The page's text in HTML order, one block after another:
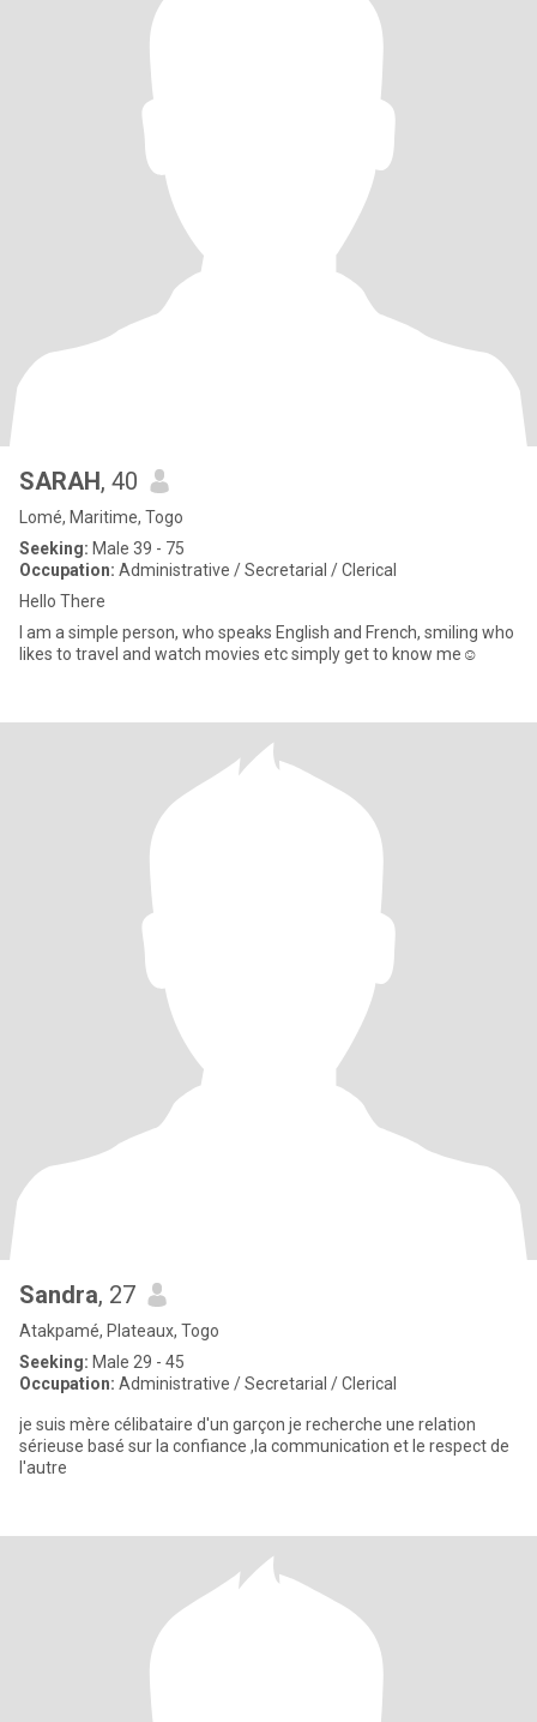
SARAH, 40
Lomé, Maritime, Togo
Seeking: Male 39 - 75
Occupation: Administrative / Secretarial / Clerical
Hello There
I am a simple person, who speaks English and French, smiling who
likes to travel and watch movies etc simply get to know me☺ ️
Sandra, 27
Atakpamé, Plateaux, Togo
Seeking: Male 29 - 45
Occupation: Administrative / Secretarial / Clerical
je suis mère célibataire d'un garçon je recherche une relation
sérieuse basé sur la confiance ,la communication et le respect de
l'autre